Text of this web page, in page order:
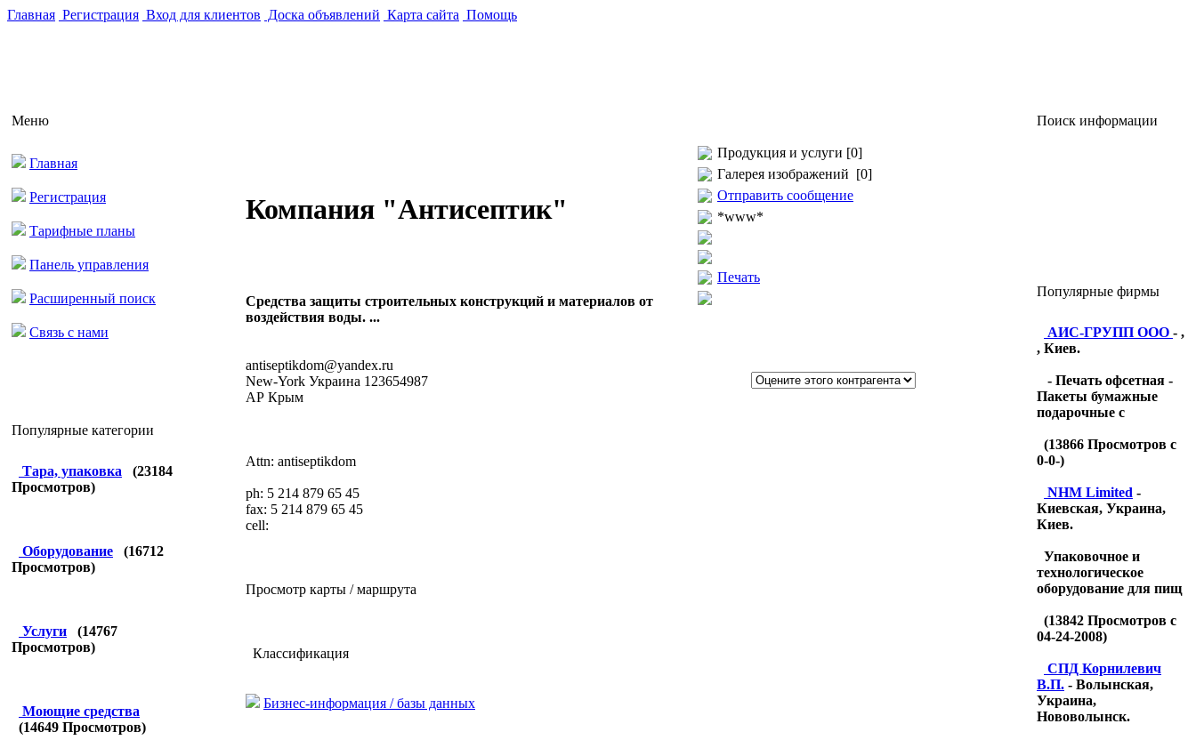
Главная Регистрация Вход для клиентов Доска объявлений Карта сайта Помощь
Меню
Главная
Регистрация
Тарифные планы
Панель управления
Расширенный поиск
Связь с нами
Популярные категории
Тара, упаковка (23184
Просмотров)
Оборудование (16712
Просмотров)
Услуги (14767
Просмотров)
Моющие средства
(14649 Просмотров)
Компания "Антисептик"
Средства защиты строительных конструкций и материалов от
воздействия воды. ...
antiseptikdom@yandex.ru
New-York Украина 123654987
АР Крым
Attn: antiseptikdom
ph: 5 214 879 65 45
fax: 5 214 879 65 45
cell:
Просмотр карты / маршрута
Классификация
Бизнес-информация / базы данных
Продукция и услуги [0]
Галерея изображений [0]
Отправить сообщение
*www*
Печать
Поиск информации
Популярные фирмы
АИС-ГРУПП ООО - ,
, Киев.
- Печать офсетная -
Пакеты бумажные
подарочные с
(13866 Просмотров с
0-0-)
NHM Limited -
Киевская, Украина,
Киев.
Упаковочное и
технологическое
оборудование для пищ
(13842 Просмотров с
04-24-2008)
CПД Корнилевич
В.П. - Волынская,
Украина,
Нововолынск.